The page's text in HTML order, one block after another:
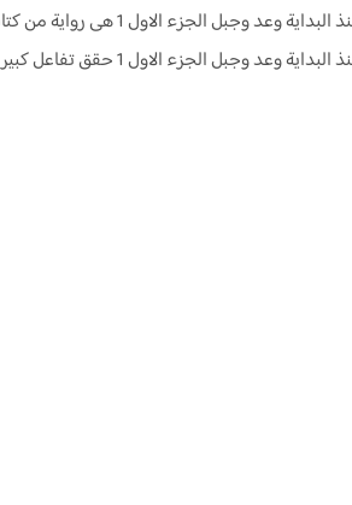
وجبل الجزء الاول 1 هى رواية من كتابة كيان كاتبة رواية
وعد وجبل الجزء الاول 1 حقق
تفاعل